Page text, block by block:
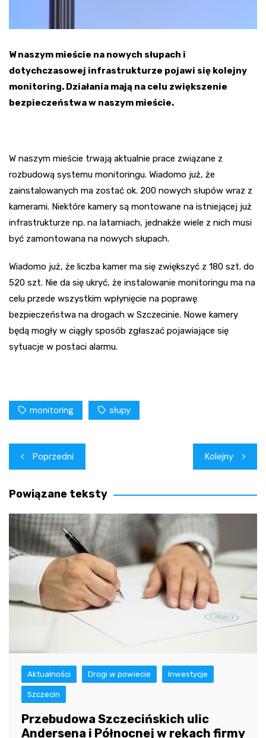
W naszym mieście na nowych słupach i
dotychczasowej infrastrukturze pojawi się kolejny
monitoring. Działania mają na celu zwiększenie
bezpieczeństwa w naszym mieście.
W naszym mieście trwają aktualnie prace związane z
rozbudową systemu monitoringu. Wiadomo już, że
zainstalowanych ma zostać ok. 200 nowych słupów wraz z
kamerami. Niektóre kamery są montowane na istniejącej już
infrastrukturze np. na latarniach, jednakże wiele z nich musi
być zamontowana na nowych słupach.
Wiadomo już, że liczba kamer ma się zwiększyć z 180 szt. do
520 szt. Nie da się ukryć, że instalowanie monitoringu ma na
celu przede wszystkim wpłynięcie na poprawę
bezpieczeństwa na drogach w Szczecinie. Nowe kamery
będą mogły w ciągły sposób zgłaszać pojawiające się
sytuacje w postaci alarmu.
monitoring słupy
Nawigacja
wpisu
Poprzedni Kolejny
Powiązane teksty
Aktualności Drogi w powiecie Inwestycje
Szczecin
Przebudowa Szczecińskich ulic
Andersena i Północnej w rękach firmy